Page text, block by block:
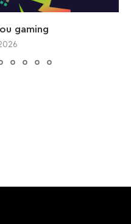
gaming